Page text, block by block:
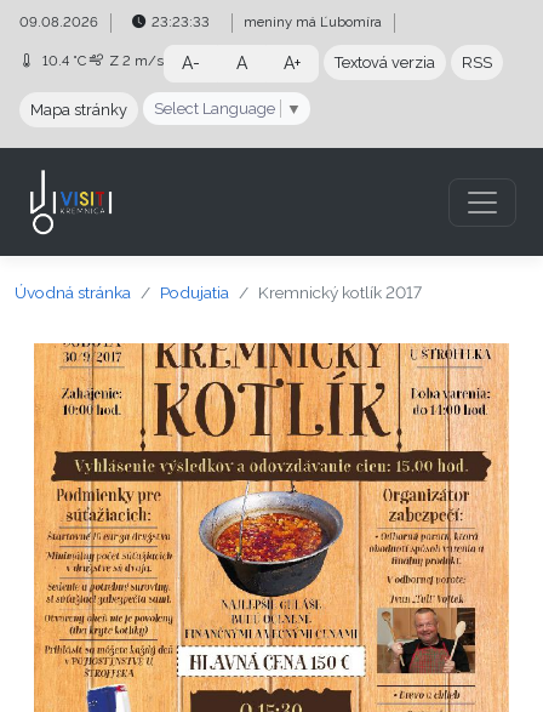
Preskočiť na obsah
Preskočiť na hlavné menu
09.08.2026 23:23:34 meniny má Ľubomíra
10.4 °C Z 2 m/s A- A A+ Textová verzia RSS
Mapa stránky Select Language ▼
Úvodná stránka Podujatia Kremnický kotlík 2017